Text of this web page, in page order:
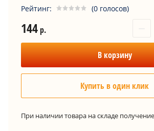
Рейтинг: (0 голосов)
144р.
В корзину
Купить в один клик
При наличии товара на складе